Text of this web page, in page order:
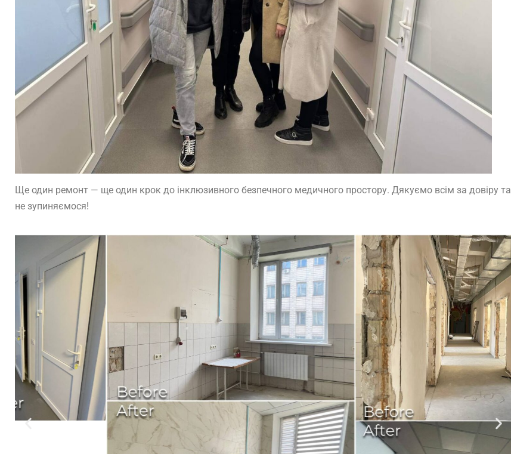
Ще один ремонт — ще один крок до інклюзивного безпечного медичного простору. Дякуємо всім за довіру та
не зупиняємося!